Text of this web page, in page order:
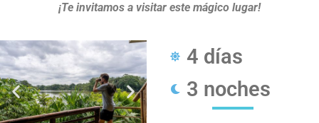
¡Te invitamos a visitar este mágico lugar!
4 días
3 noches